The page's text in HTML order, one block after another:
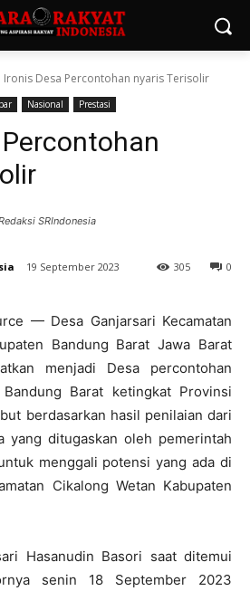
Ironis Desa Percontohan nyaris Terisolir
Nasional Prestasi
SRIndonesia
19 September 2023 0
305
— Desa Ganjarsari Kecamatan
Bandung Barat Jawa Barat
menjadi Desa percontohan
Barat ketingkat Provinsi
berdasarkan hasil penilaian dari
yang ditugaskan oleh pemerintah
menggali potensi yang ada di
Cikalong Wetan Kabupaten
Hasanudin Basori saat ditemui
senin 18 September 2023